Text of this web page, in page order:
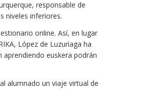
responsable de
niveles inferiores.
online. Así, en lugar
López de Luzuriaga ha
aprendiendo euskera podrán
alumnado un viaje virtual de